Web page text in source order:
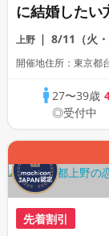
に結婚したい
会場》《全席
《machicon
上野 8/11（火・
開催地住所：東京
27〜39歳
◎受付中
先着割引